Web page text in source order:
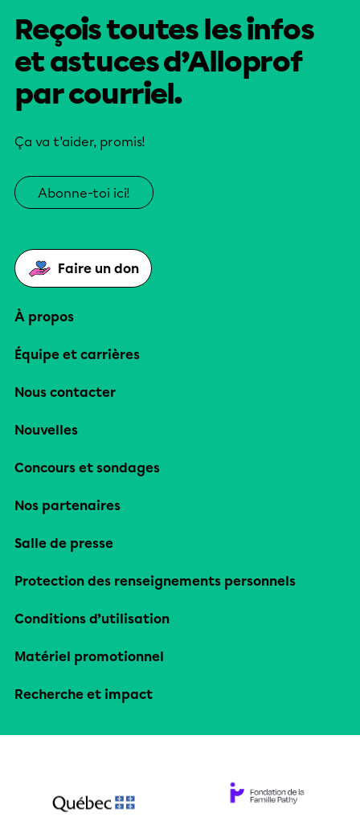
Reçois toutes les infos
et astuces d’Alloprof
par courriel.
Ça va t’aider, promis!
Abonne-toi ici!
Faire un don
À propos
Équipe et carrières
Nous contacter
Nouvelles
Concours et sondages
Nos partenaires
Salle de presse
Protection des renseignements personnels
Conditions d’utilisation
Matériel promotionnel
Recherche et impact